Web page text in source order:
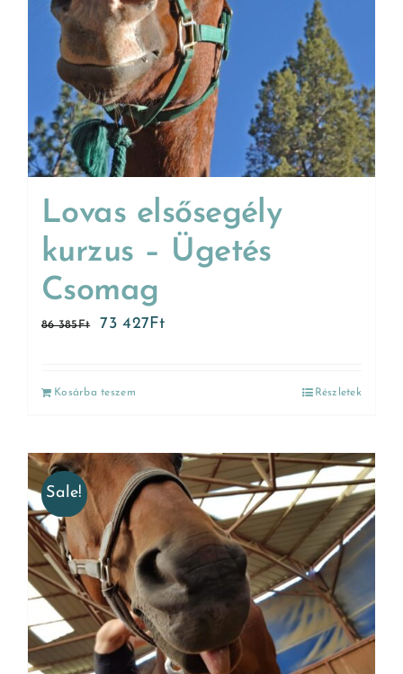
Lovas elsősegély
kurzus – Ügetés
Csomag
86 385Ft 73 427Ft
Kosárba teszem Részletek
Sale!